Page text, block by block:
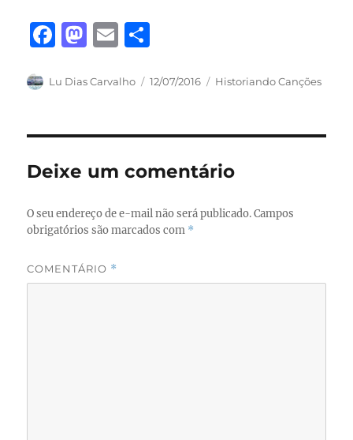
F
c
b
o
o
k
M
st
d
o
n
E
ai a
Autor
Lu Dias Carvalho
Publicado
12/07/2016 Categorias
Historiando Canções
Deixe um comentário
O seu endereço de e-mail não será publicado. Campos
obrigatórios são marcados com *
COMENTÁRIO *